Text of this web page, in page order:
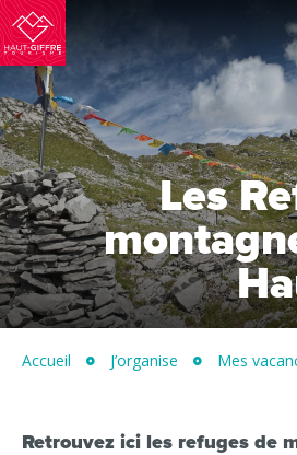
Haut-
Giffre
Tourisme
Les
Accueil J’organise Mes
Retrouvez ici les refuges de